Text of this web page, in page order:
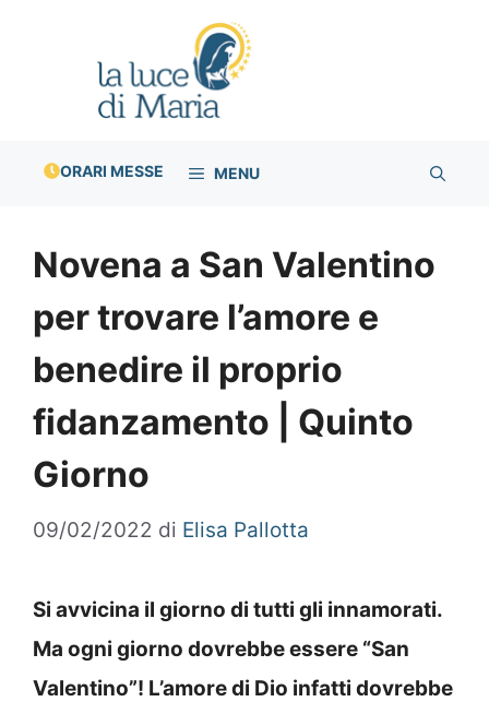
ORARI MESSE MENU
Novena a San Valentino
per trovare l’amore e
benedire il proprio
fidanzamento | Quinto
Giorno
09/02/2022 di Elisa Pallotta
Si avvicina il giorno di tutti gli innamorati.
Ma ogni giorno dovrebbe essere “San
Valentino”! L’amore di Dio infatti dovrebbe